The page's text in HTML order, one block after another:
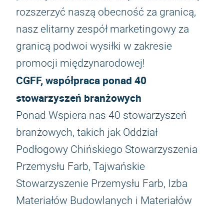
rozszerzyć naszą obecność za granicą,
nasz elitarny zespół marketingowy za
granicą podwoi wysiłki w zakresie
promocji międzynarodowej!
CGFF, współpraca ponad 40
stowarzyszeń branżowych
Ponad Wspiera nas 40 stowarzyszeń
branżowych, takich jak Oddział
Podłogowy Chińskiego Stowarzyszenia
Przemysłu Farb, Tajwańskie
Stowarzyszenie Przemysłu Farb, Izba
Materiałów Budowlanych i Materiałów